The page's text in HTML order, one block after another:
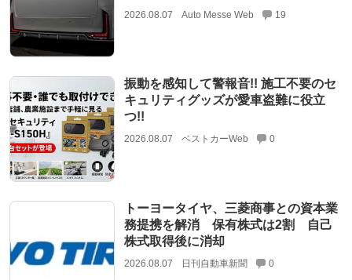
2026.08.07 Auto Messe Web 19
振動を感知して警報音!! 施工不要のセ
キュリティグッズが愛車盗難に役立
つ!!
2026.08.07 ベストカーWeb 0
トーヨータイヤ、三菱商事との資本業
務提携を解消 保有株式は2割 自己
株式取得後に消却
2026.08.07 日刊自動車新聞 0